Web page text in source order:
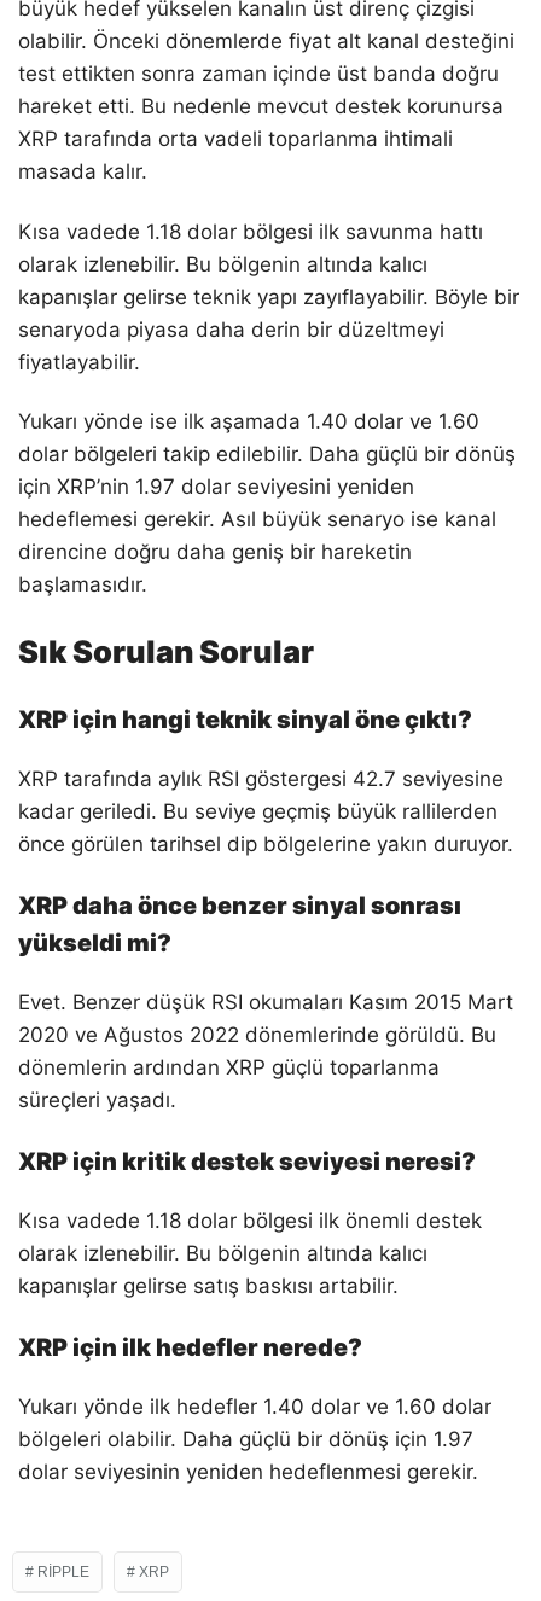
büyük hedef yükselen kanalın üst direnç çizgisi
olabilir. Önceki dönemlerde fiyat alt kanal desteğini
test ettikten sonra zaman içinde üst banda doğru
hareket etti. Bu nedenle mevcut destek korunursa
XRP tarafında orta vadeli toparlanma ihtimali
masada kalır.
Kısa vadede 1.18 dolar bölgesi ilk savunma hattı
olarak izlenebilir. Bu bölgenin altında kalıcı
kapanışlar gelirse teknik yapı zayıflayabilir. Böyle bir
senaryoda piyasa daha derin bir düzeltmeyi
fiyatlayabilir.
Yukarı yönde ise ilk aşamada 1.40 dolar ve 1.60
dolar bölgeleri takip edilebilir. Daha güçlü bir dönüş
için XRP’nin 1.97 dolar seviyesini yeniden
hedeflemesi gerekir. Asıl büyük senaryo ise kanal
direncine doğru daha geniş bir hareketin
başlamasıdır.
Sık Sorulan Sorular
XRP için hangi teknik sinyal öne çıktı?
XRP tarafında aylık RSI göstergesi 42.7 seviyesine
kadar geriledi. Bu seviye geçmiş büyük rallilerden
önce görülen tarihsel dip bölgelerine yakın duruyor.
XRP daha önce benzer sinyal sonrası
yükseldi mi?
Evet. Benzer düşük RSI okumaları Kasım 2015 Mart
2020 ve Ağustos 2022 dönemlerinde görüldü. Bu
dönemlerin ardından XRP güçlü toparlanma
süreçleri yaşadı.
XRP için kritik destek seviyesi neresi?
Kısa vadede 1.18 dolar bölgesi ilk önemli destek
olarak izlenebilir. Bu bölgenin altında kalıcı
kapanışlar gelirse satış baskısı artabilir.
XRP için ilk hedefler nerede?
Yukarı yönde ilk hedefler 1.40 dolar ve 1.60 dolar
bölgeleri olabilir. Daha güçlü bir dönüş için 1.97
dolar seviyesinin yeniden hedeflenmesi gerekir.
RIPPLE XRP